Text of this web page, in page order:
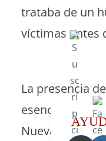
trataba de un
víctimas antes
La presencia
esencial para
Nueva España